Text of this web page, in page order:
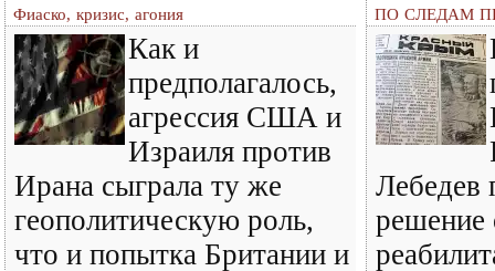
Фиаско, кризис, агония
Как и
предполагалось,
агрессия США и
Израиля против
Ирана сыграла ту же
геополитическую роль,
что и попытка Британии и
ПО СЛЕДАМ
Лебедев
решение